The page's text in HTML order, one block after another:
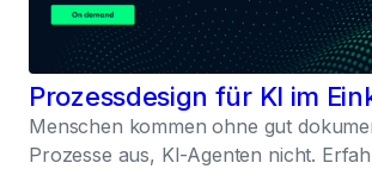
Prozessdesign für KI im
Menschen kommen ohne gut
Prozesse aus, KI-Agenten nicht.